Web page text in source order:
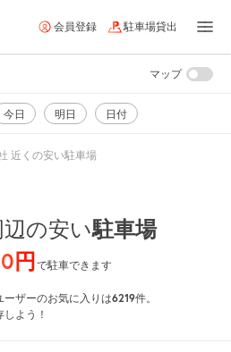
会員登録 駐車場貸出
今日 明日 日付
マップ
近くの安い駐車場
辺の安い駐車場
円で駐車できます
ザーのお気に入りは6219件。
よう！